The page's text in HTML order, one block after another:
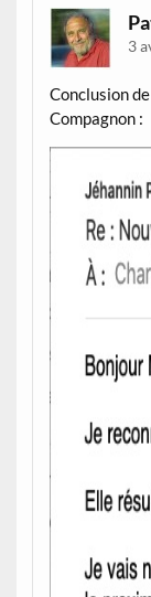
3
Conclusion
Compagnon :